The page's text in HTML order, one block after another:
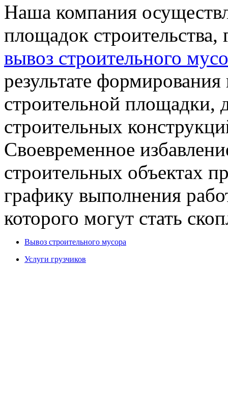
Наша компания
площадок
вывоз строительного
результате
строительной площадки,
строительных
Своевременное
строительных объектах
графику выполнения
которого могут стать
Вывоз строительного мусора
Услуги грузчиков